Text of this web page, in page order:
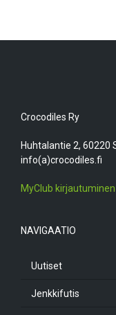
Crocodiles Ry
Huhtalantie 2, 60220
info(a)crocodiles.fi
MyClub kirjautuminen
NAVIGAATIO
Uutiset
Jenkkifutis